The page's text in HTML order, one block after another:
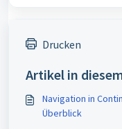
Drucken
Artikel in
Navigation in
Überblick